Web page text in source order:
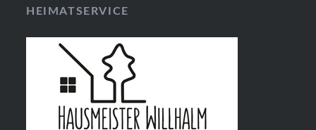
HEIMATSERVICE